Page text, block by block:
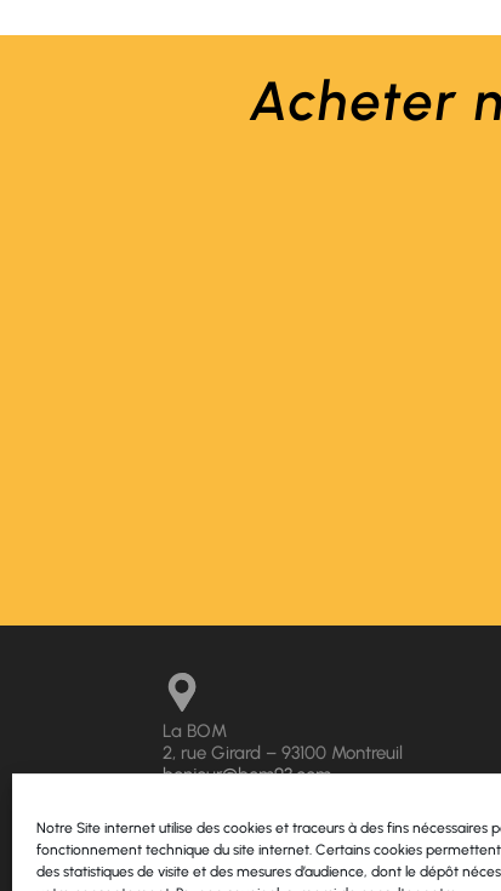
Notre Site internet utilise des cookies et traceurs à des fins nécessaires
fonctionnement technique du site internet. Certains cookies
des statistiques de visite et des mesures d’audience, dont le dépôt
Acheter
La BOM
2, rue Girard –93100 Montreuil
bonjour@bom93.com